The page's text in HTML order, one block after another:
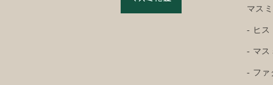
マス
- ヒス
- マス
- ファ